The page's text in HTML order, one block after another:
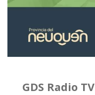
GDS Radio TV